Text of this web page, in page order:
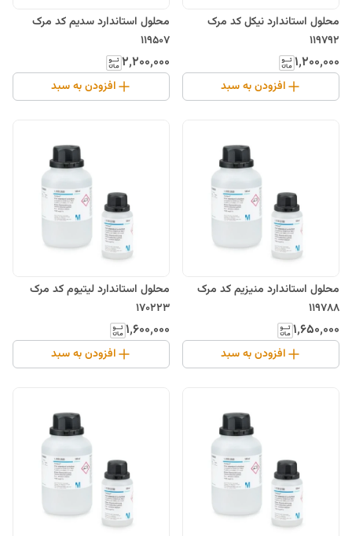
محلول استاندارد نیکل کد مرک
119792
۱٬۲۰۰٬۰۰۰
افزودن به سبد
محلول استاندارد سدیم کد مرک
119507
۲٬۲۰۰٬۰۰۰
افزودن به سبد
محلول استاندارد منیزیم کد مرک
119788
۱٬۶۵۰٬۰۰۰
افزودن به سبد
محلول استاندارد لیتیوم کد مرک
170223
۱٬۶۰۰٬۰۰۰
افزودن به سبد